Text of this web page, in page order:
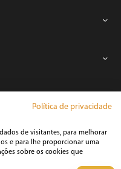
Política de privacidade
de visitantes, para melhorar
e para lhe proporcionar uma
sobre os cookies que